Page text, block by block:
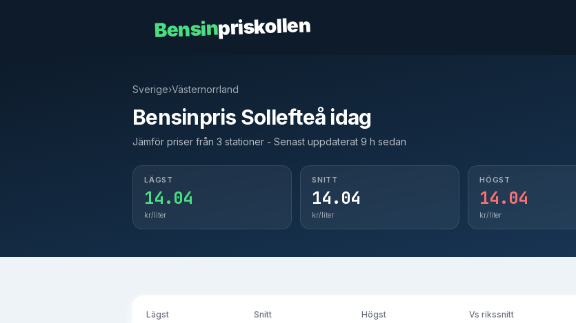
Bensinpriskollen
Sverige›Västernorrland
Bensinpris Sollefteå idag
Jämför priser från 3 stationer - Senast uppdaterat 9 h sedan
LÄGST
14.04
kr/liter
SNITT
14.04
kr/liter
HÖGST
14.04
kr/liter
Lägst Snitt Högst Vs rikssnitt